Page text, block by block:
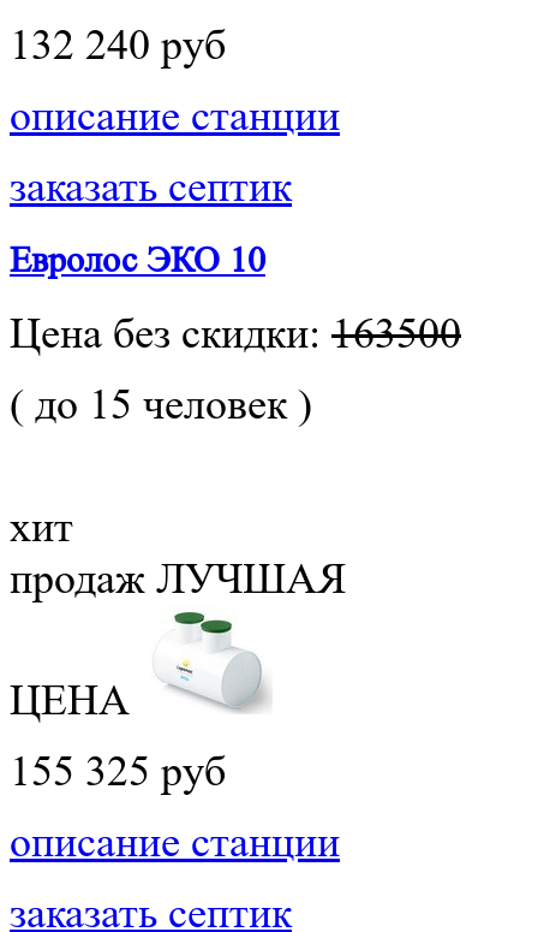
132 240 руб
описание станции
заказать септик
Евролос ЭКО 10
Цена без скидки: 163500
( до 15 человек )
хит
продаж ЛУЧШАЯ
ЦЕНА
155 325 руб
описание станции
заказать септик